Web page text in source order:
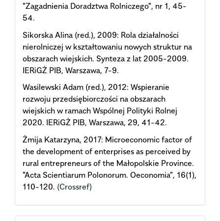
"Zagadnienia Doradztwa Rolniczego", nr 1, 45-
54.
Sikorska Alina (red.), 2009: Rola działalności
nierolniczej w kształtowaniu nowych struktur na
obszarach wiejskich. Synteza z lat 2005-2009.
IERiGŻ PIB, Warszawa, 7-9.
Wasilewski Adam (red.), 2012: Wspieranie
rozwoju przedsiębiorczości na obszarach
wiejskich w ramach Wspólnej Polityki Rolnej
2020. IERiGŻ PIB, Warszawa, 29, 41-42.
Żmija Katarzyna, 2017: Microeconomic factor of
the development of enterprises as perceived by
rural entrepreneurs of the Małopolskie Province.
"Acta Scientiarum Polonorum. Oeconomia", 16(1),
110-120. (Crossref)